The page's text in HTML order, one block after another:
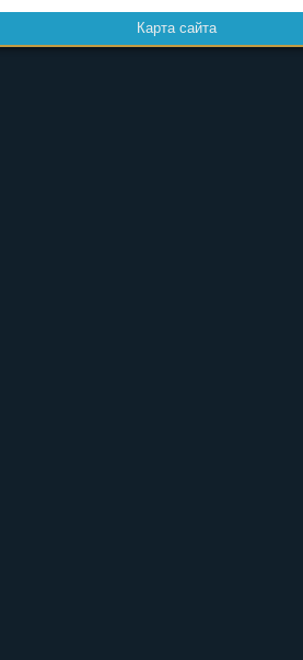
Карта сайта